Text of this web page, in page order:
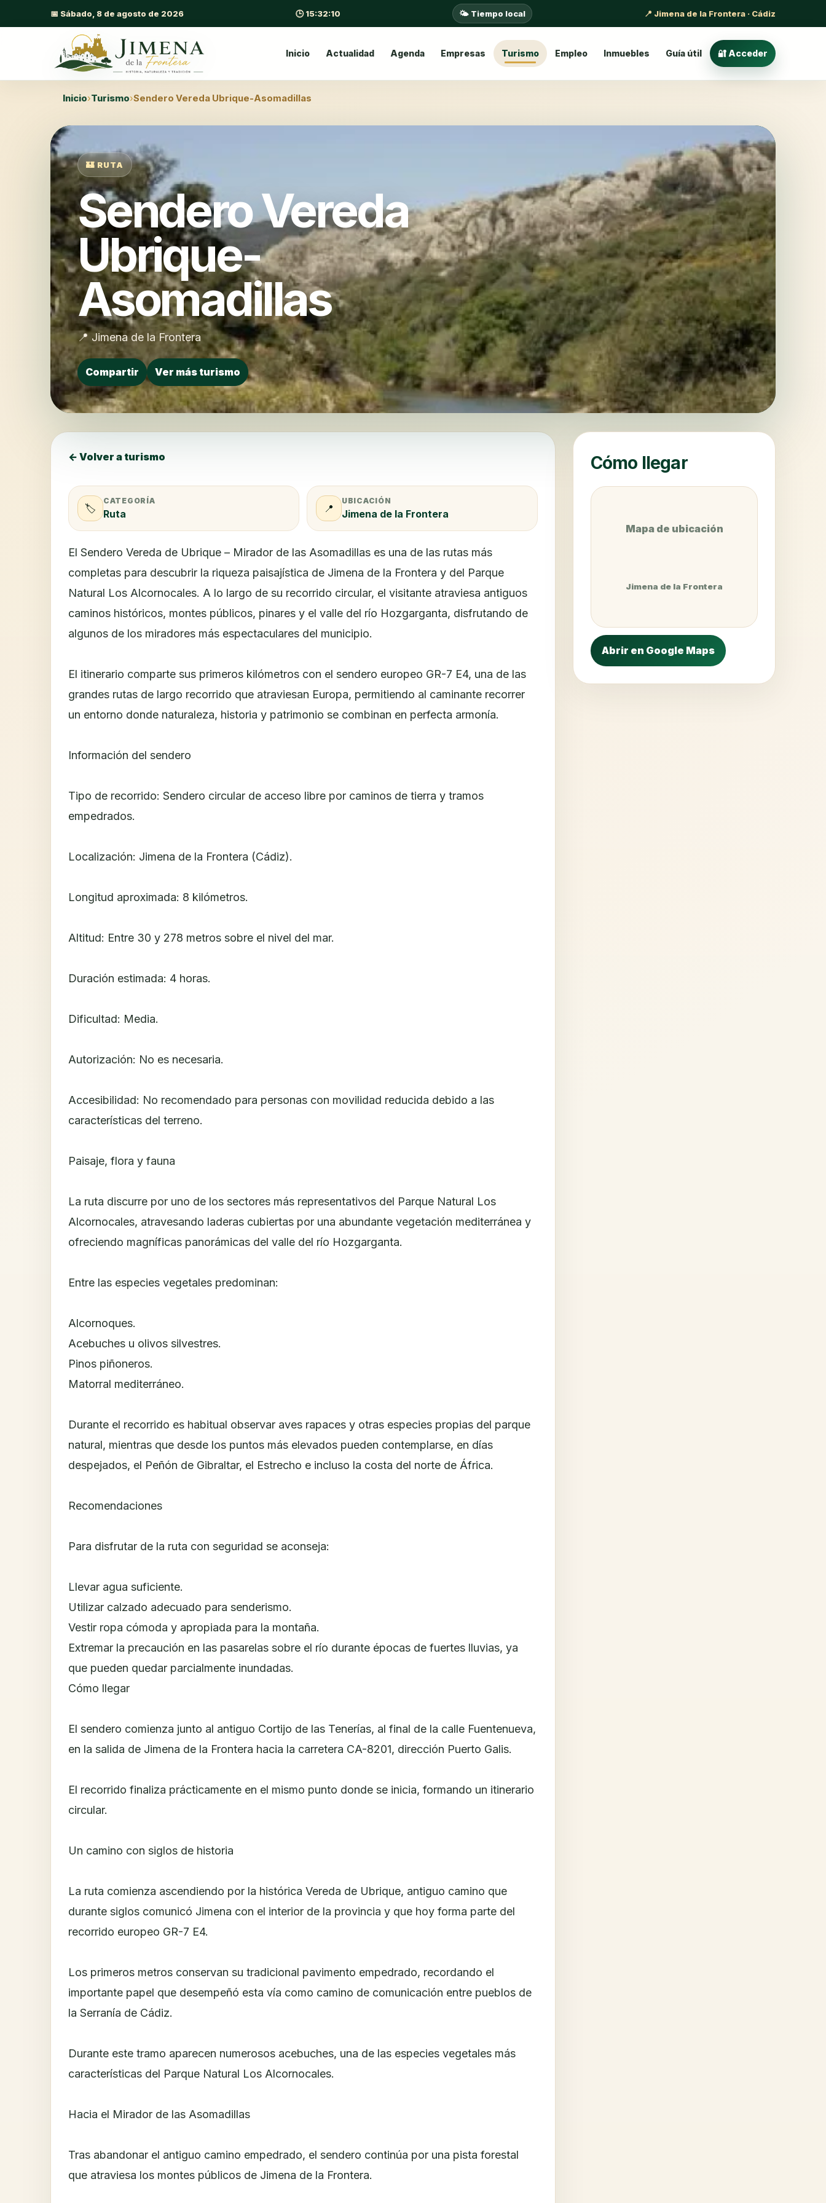
📅 Sábado, 8 de agosto de 2026 🕒 15:32:11 🌤️ Tiempo local 📍 Jimena de la Frontera · Cádiz
Inicio Actualidad Agenda Empresas Turismo Empleo Inmuebles Guía útil 🔐 Acceder
Inicio›Turismo›Sendero Vereda Ubrique-Asomadillas
🏰 RUTA
Sendero Vereda
Ubrique-
Asomadillas
📍 Jimena de la Frontera
Compartir Ver más turismo
← Volver a turismo
🏷️
CATEGORÍA
Ruta 📍
UBICACIÓN
Jimena de la Frontera
El Sendero Vereda de Ubrique – Mirador de las Asomadillas es una de las rutas más
completas para descubrir la riqueza paisajística de Jimena de la Frontera y del Parque
Natural Los Alcornocales. A lo largo de su recorrido circular, el visitante atraviesa antiguos
caminos históricos, montes públicos, pinares y el valle del río Hozgarganta, disfrutando de
algunos de los miradores más espectaculares del municipio.
El itinerario comparte sus primeros kilómetros con el sendero europeo GR-7 E4, una de las
grandes rutas de largo recorrido que atraviesan Europa, permitiendo al caminante recorrer
un entorno donde naturaleza, historia y patrimonio se combinan en perfecta armonía.
Información del sendero
Tipo de recorrido: Sendero circular de acceso libre por caminos de tierra y tramos
empedrados.
Localización: Jimena de la Frontera (Cádiz).
Longitud aproximada: 8 kilómetros.
Altitud: Entre 30 y 278 metros sobre el nivel del mar.
Duración estimada: 4 horas.
Dificultad: Media.
Autorización: No es necesaria.
Accesibilidad: No recomendado para personas con movilidad reducida debido a las
características del terreno.
Paisaje, flora y fauna
La ruta discurre por uno de los sectores más representativos del Parque Natural Los
Alcornocales, atravesando laderas cubiertas por una abundante vegetación mediterránea y
ofreciendo magníficas panorámicas del valle del río Hozgarganta.
Entre las especies vegetales predominan:
Alcornoques.
Acebuches u olivos silvestres.
Pinos piñoneros.
Matorral mediterráneo.
Durante el recorrido es habitual observar aves rapaces y otras especies propias del parque
natural, mientras que desde los puntos más elevados pueden contemplarse, en días
despejados, el Peñón de Gibraltar, el Estrecho e incluso la costa del norte de África.
Recomendaciones
Para disfrutar de la ruta con seguridad se aconseja:
Llevar agua suficiente.
Utilizar calzado adecuado para senderismo.
Vestir ropa cómoda y apropiada para la montaña.
Extremar la precaución en las pasarelas sobre el río durante épocas de fuertes lluvias, ya
que pueden quedar parcialmente inundadas.
Cómo llegar
El sendero comienza junto al antiguo Cortijo de las Tenerías, al final de la calle Fuentenueva,
en la salida de Jimena de la Frontera hacia la carretera CA-8201, dirección Puerto Galis.
El recorrido finaliza prácticamente en el mismo punto donde se inicia, formando un itinerario
circular.
Un camino con siglos de historia
La ruta comienza ascendiendo por la histórica Vereda de Ubrique, antiguo camino que
durante siglos comunicó Jimena con el interior de la provincia y que hoy forma parte del
recorrido europeo GR-7 E4.
Los primeros metros conservan su tradicional pavimento empedrado, recordando el
importante papel que desempeñó esta vía como camino de comunicación entre pueblos de
la Serranía de Cádiz.
Durante este tramo aparecen numerosos acebuches, una de las especies vegetales más
características del Parque Natural Los Alcornocales.
Hacia el Mirador de las Asomadillas
Tras abandonar el antiguo camino empedrado, el sendero continúa por una pista forestal
que atraviesa los montes públicos de Jimena de la Frontera.
Cómo llegar
Mapa de ubicación
Jimena de la Frontera
Abrir en Google Maps